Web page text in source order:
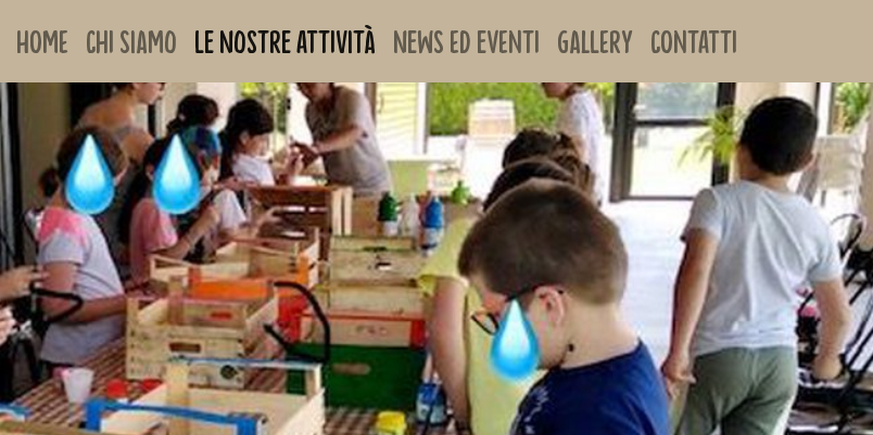
Home Chi siamo Le nostre attività News ed Eventi Gallery Contatti